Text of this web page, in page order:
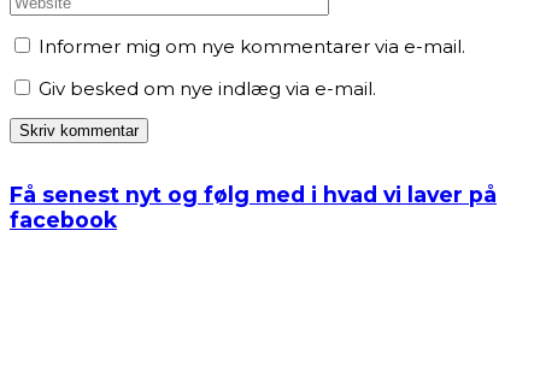
Informer mig om nye kommentarer via e-mail.
Giv besked om nye indlæg via e-mail.
Få senest nyt og følg med i hvad vi laver på
facebook